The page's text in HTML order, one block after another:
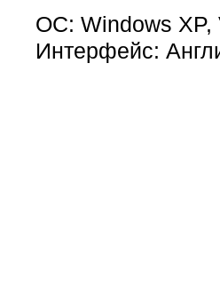
OC: Windows XP,
Интерфейс: